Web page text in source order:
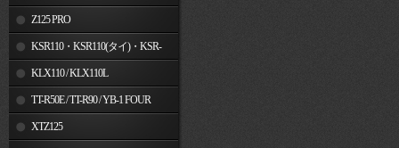
Z125 PRO
KSR110・KSR110(タイ)・KSR-
I/II・KSR PRO
KLX110 / KLX110L
TT-R50E / TT-R90 / YB-1 FOUR
XTZ125